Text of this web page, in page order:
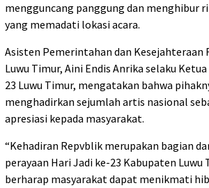
mengguncang panggung dan menghibur
yang memadati lokasi acara.
Asisten Pemerintahan dan Kesejahteraan
Luwu Timur, Aini Endis Anrika selaku
23 Luwu Timur, mengatakan bahwa
menghadirkan sejumlah artis nasional
apresiasi kepada masyarakat.
“Kehadiran Repvblik merupakan bagian
perayaan Hari Jadi ke-23 Kabupaten Luwu
berharap masyarakat dapat menikmati